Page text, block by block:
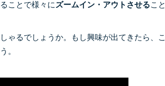
ことで様々に ズームイン・アウトさせること
ゃるでしょうか。もし興味が出てきたら、こ
。